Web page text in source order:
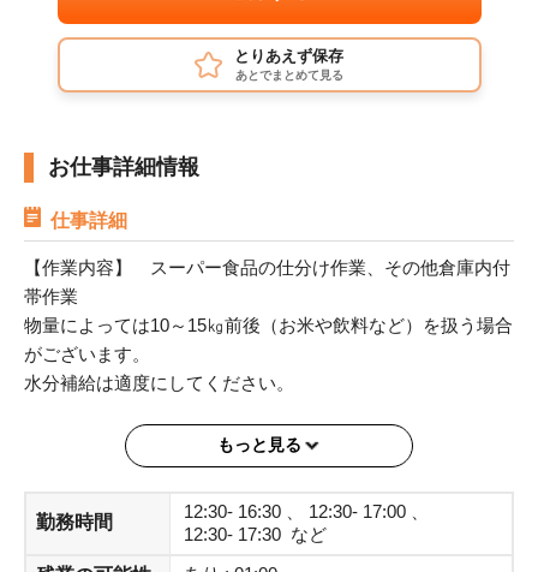
とりあえず保存
あとでまとめて見る
お仕事詳細情報
仕事詳細
【作業内容】 スーパー食品の仕分け作業、その他倉庫内付
帯作業
物量によっては10～15㎏前後（お米や飲料など）を扱う場合
がございます。
水分補給は適度にしてください。
☆おすすめポイント☆初回～3回目までの就業時はリーダー
の方が仕事を一緒に行ってくださいます。わからないことも
※37.5度以上熱がある方はご就業が出来ない為、自宅で熱を
もっと見る
勤務時間
12:30- 16:30 、 12:30- 17:00 、
12:30- 17:30 など